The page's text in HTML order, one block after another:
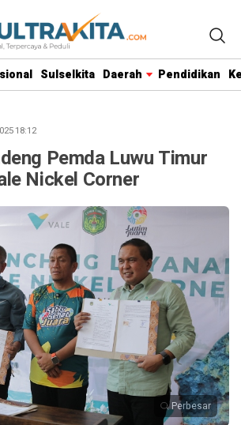
Sulselkita Daerah Pendidikan
18:12
Pemda Luwu Timur
Nickel Corner
Perbesar